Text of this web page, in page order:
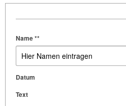
Name **
Datum
Text